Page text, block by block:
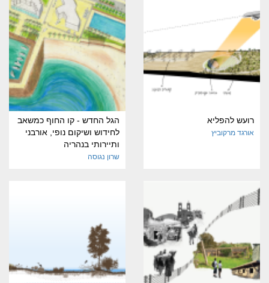
רועש להפליא
אורגד מרקוביץ
הגל החדש - קו החוף כמשאב
לחידוש ושיקום נופי, אורבני
ותיירותי בנהריה
שרון נגוסה